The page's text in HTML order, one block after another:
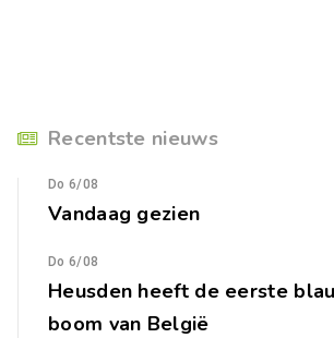
Recentste nieuws
Do 6/08
Vandaag gezien
Do 6/08
Heusden heeft de eerste
boom van België